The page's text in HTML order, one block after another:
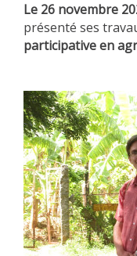
Le 26 novembre
présenté ses
participative en